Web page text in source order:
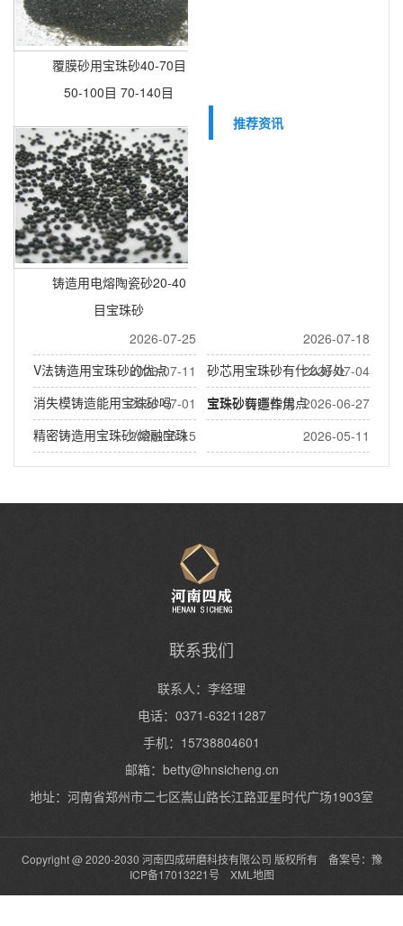
覆膜砂用宝珠砂40-70目
50-100目 70-140目
铸造用电熔陶瓷砂20-40
目宝珠砂
推荐资讯
2026-07-25
V法铸造用宝珠砂的优点
2026-07-18
砂芯用宝珠砂有什么好处
2026-07-11
消失模铸造能用宝珠砂吗
2026-07-04
宝珠砂有哪些优点
2026-07-01
精密铸造用宝珠砂/熔融宝珠
沙
2026-06-27
宝珠砂铸造作用
2026-05-15
熔融陶瓷砂(宝珠砂)做什么用
2026-05-11
泵阀铸造用宝珠砂
联系我们
联系人：李经理
电话：0371-63211287
手机：15738804601
邮箱： betty@hnsicheng.cn
地址：河南省郑州市二七区嵩山路长江路亚星时代广场1903室
Copyright @ 2020-2030 河南四成研磨科技有限公司 版权所有 备案号： 豫
ICP备17013221号
XML地图